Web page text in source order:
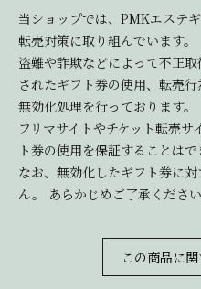
当ショップでは、PMKエステ
転売対策に取り組んでいます。
盗難や詐欺などによって不正
されたギフト券の使用、転売行
無効化処理を行っております。
フリマサイトやチケット転売
ト券の使用を保証することはで
なお、無効化したギフト券に
ん。 あらかじめご了承ください
この商品に